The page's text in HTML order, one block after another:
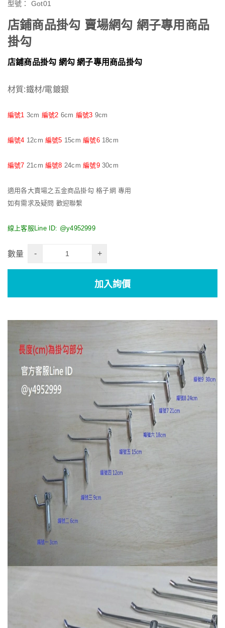
型號： Got01
店鋪商品掛勾 賣場網勾 網子專用商品
掛勾
店鋪商品掛勾 網勾 網子專用商品掛勾
材質:鐵材/電鍍銀
編號1 3cm 編號2 6cm 編號3 9cm
編號4 12cm編號5 15cm編號6 18cm
編號7 21cm編號8 24cm編號9 30cm
適用各大賣場之五金商品掛勾 格子網 專用
如有需求及疑問 歡迎聯繫
線上客服Line ID: @y4952999
數量 - +
加入詢價